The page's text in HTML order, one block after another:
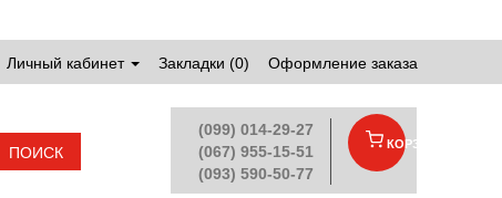
Личный кабинет Закладки (0) Оформление заказа
ПОИСК
(099) 014-29-27
(067) 955-15-51
(093) 590-50-77
КОРЗИНА